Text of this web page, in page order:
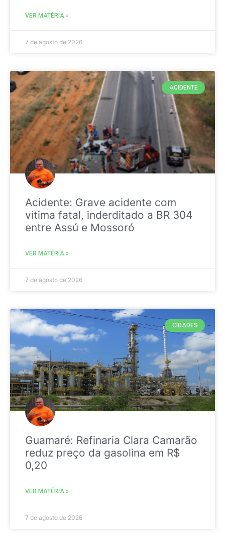
VER MATÉRIA »
7 de agosto de 2026
ACIDENTE
Acidente: Grave acidente com
vitima fatal, inderditado a BR 304
entre Assú e Mossoró
VER MATÉRIA »
7 de agosto de 2026
CIDADES
Guamaré: Refinaria Clara Camarão
reduz preço da gasolina em R$
0,20
VER MATÉRIA »
7 de agosto de 2026